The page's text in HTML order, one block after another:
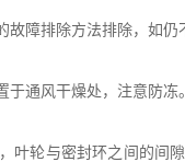
排除方法排除，如仍
风干燥处，注意防冻
轮与密封环之间的间